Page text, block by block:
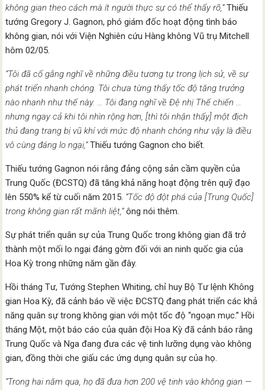
không gian theo cách mà ít người thực sự có thể thấy rõ,”Thiếu
tướng Gregory J. Gagnon, phó giám đốc hoạt động tình báo
không gian, nói với Viện Nghiên cứu Hàng không Vũ trụ Mitchell
hôm 02/05.
“Tôi đã cố gắng nghĩ về những điều tương tự trong lịch sử, về sự
phát triển nhanh chóng. Tôi chưa từng thấy tốc độ tăng trưởng
nào nhanh như thế này. … Tôi đang nghĩ về Đệ nhị Thế chiến …
nhưng ngay cả khi tôi nhìn rộng hơn, [thì tôi nhận thấy] một địch
thủ đang trang bị vũ khí với mức độ nhanh chóng như vậy là điều
vô cùng đáng lo ngại,”Thiếu tướng Gagnon cho biết.
Thiếu tướng Gagnon nói rằng đảng cộng sản cầm quyền của
Trung Quốc (ĐCSTQ) đã tăng khả năng hoạt động trên quỹ đạo
lên 550% kể từ cuối năm 2015. “Tốc độ đột phá của [Trung Quốc]
trong không gian rất mãnh liệt,”ông nói thêm.
Sự phát triển quân sự của Trung Quốc trong không gian đã trở
thành một mối lo ngại đáng gờm đối với an ninh quốc gia của
Hoa Kỳ trong những năm gần đây.
Hồi tháng Tư, Tướng Stephen Whiting, chỉ huy Bộ Tư lệnh Không
gian Hoa Kỳ, đã cảnh báo về việc ĐCSTQ đang phát triển các khả
năng quân sự trong không gian với một tốc độ “ngoạn mục.” Hồi
tháng Một, một báo cáo của quân đội Hoa Kỳ đã cảnh báo rằng
Trung Quốc và Nga đang đưa các vệ tinh lưỡng dụng vào không
gian, đồng thời che giấu các ứng dụng quân sự của họ.
“Trong hai năm qua, họ đã đưa hơn 200 vệ tinh vào không gian —